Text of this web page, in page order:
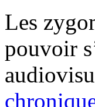
Les
pouvoir